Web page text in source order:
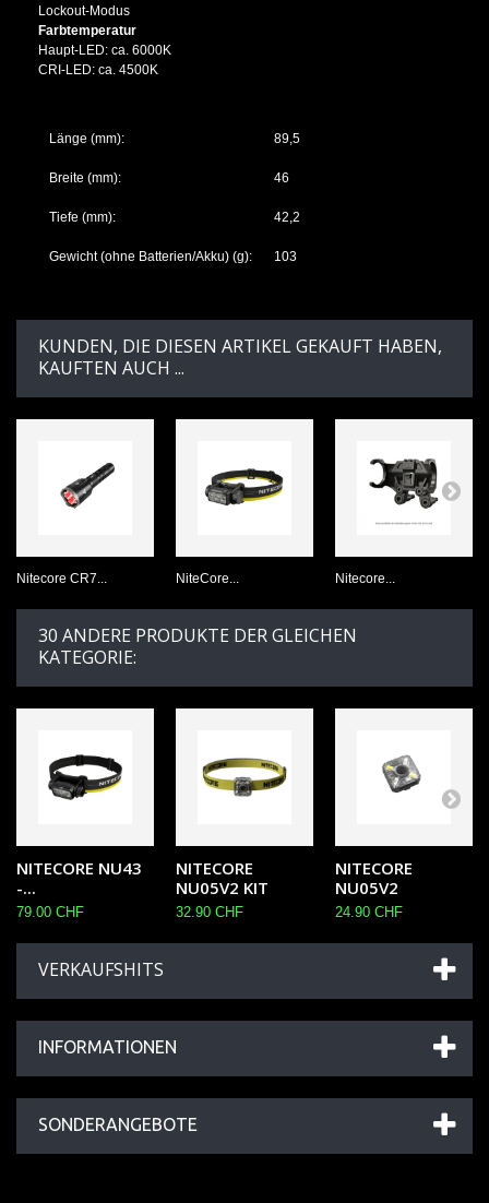
Lockout-Modus
Farbtemperatur
Haupt-LED: ca. 6000K
CRI-LED: ca. 4500K
Länge (mm): 89,5
Breite (mm): 46
Tiefe (mm): 42,2
Gewicht (ohne Batterien/Akku) (g): 103
KUNDEN, DIE DIESEN ARTIKEL GEKAUFT HABEN,
KAUFTEN AUCH ...
Nitecore CR7... NiteCore... Nitecore...
30 ANDERE PRODUKTE DER GLEICHEN
KATEGORIE:
NITECORE NU43
-...
79.00 CHF
NITECORE
NU05V2 KIT
32.90 CHF
NITECORE
NU05V2
24.90 CHF
VERKAUFSHITS
INFORMATIONEN
SONDERANGEBOTE